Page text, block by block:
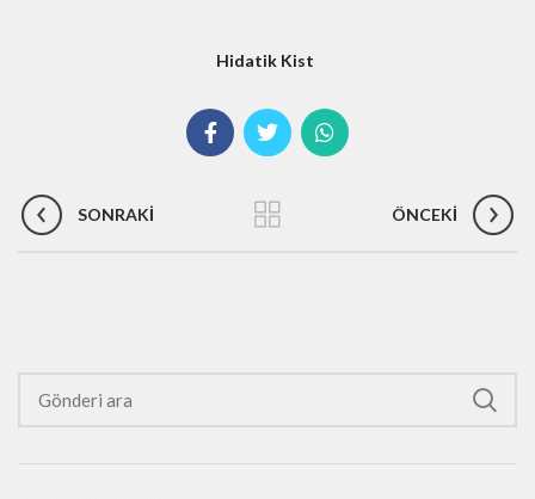
Hidatik Kist
SONRAKI ÖNCEKI